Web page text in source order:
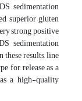
sedimentation
superior gluten
strong positive
sedimentation
results, line
for release as a
a high-quality